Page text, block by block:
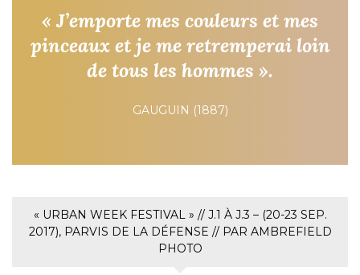
« J’emporte mes couleurs et mes
pinceaux et je me retremperai loin
de tous les hommes ».
GAUGUIN (1887)
« URBAN WEEK FESTIVAL » // J.1 À J.3 – (20-23 SEP.
2017), PARVIS DE LA DÉFENSE // PAR AMBREFIELD
PHOTO